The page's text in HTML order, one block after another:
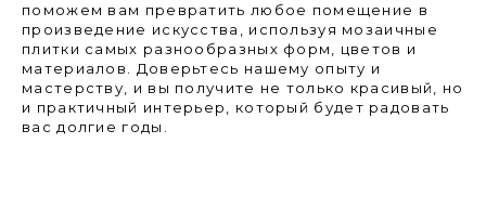
поможем вам превратить любое помещение в
произведение искусства, используя мозаичные
плитки самых разнообразных форм, цветов и
материалов. Доверьтесь нашему опыту и
мастерству, и вы получите не только красивый, но
и практичный интерьер, который будет радовать
вас долгие годы.